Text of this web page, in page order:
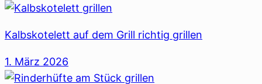
Kalbskotelett auf dem Grill richtig grillen
1. März 2026